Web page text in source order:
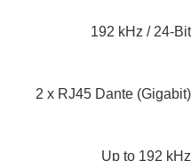
192 kHz / 24-Bit
2 x RJ45 Dante (Gigabit)
Up to 192 kHz